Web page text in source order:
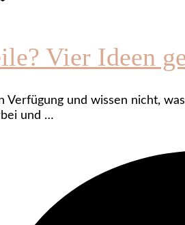
Vier Ideen
und wissen nicht,
und …